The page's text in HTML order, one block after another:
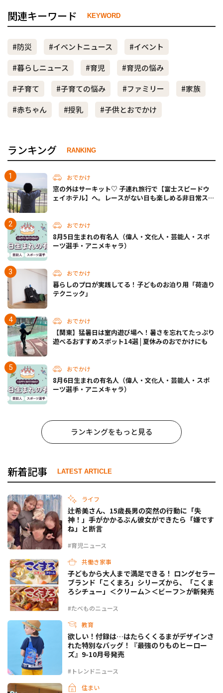
関連キーワード KEYWORD
#防災 #イベントニュース
#イベント
#暮らしニュース
#育児
#育児の悩み
#子育て
#子育ての悩み #ファミリー
#家族
#赤ちゃん
#授乳 #子供とおでかけ
ランキング RANKING
おでかけ
窓の外はサーキット♡ 子連れ旅行で【富士スピードウ
ェイホテル】へ。レースがない日も楽しめる非日常ステ
おでかけ
8月5日生まれの有名人（偉人・文化人・芸能人・スポ
ーツ選手・アニメキャラ）
おでかけ
暮らしのプロが実践してる！子どものお泊り用「荷造り
テクニック」
おでかけ
【関東】猛暑日は室内遊び場へ！暑さを忘れてたっぷり
遊べるおすすめスポット14選 | 夏休みのおでかけにも
おでかけ
8月6日生まれの有名人（偉人・文化人・芸能人・スポ
ーツ選手・アニメキャラ）
ランキングをもっと見る
新着記事 LATEST ARTICLE
ライフ
#育児ニュース
辻希美さん、15歳長男の突然の行動に「失
神！」手がかかるぶん彼女ができたら「嫌です
ね」と断言
共働き家事
#たべものニュース
子どもから大人まで満足できる！ ロングセラー
ブランド「こくまろ」シリーズから、「こくま
ろシチュー」＜クリーム＞＜ビーフ＞が新発売
教育
#トレンドニュース
欲しい！付録は…はたらくくるまがデザインさ
れた特別なバッグ！『最強のりものヒーロー
ズ』9-10月号発売
住まい